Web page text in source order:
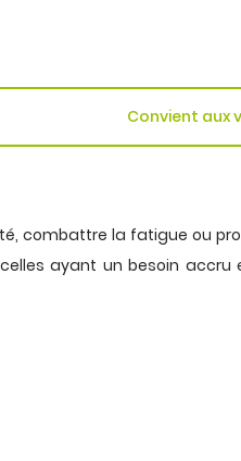
Convient aux
combattre la fatigue ou
ayant un besoin